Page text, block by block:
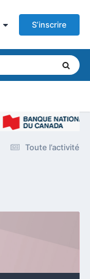
S’inscrire
Toute l’activité